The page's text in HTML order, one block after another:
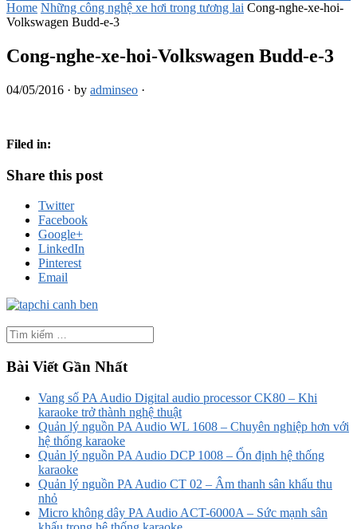
Home Những công nghệ xe hơi trong tương lai Cong-nghe-xe-hoi-
Volkswagen Budd-e-3
Cong-nghe-xe-hoi-Volkswagen Budd-e-3
04/05/2016 · by adminseo ·
Filed in:
Share this post
Twitter
Facebook
Google+
LinkedIn
Pinterest
Email
Bài Viết Gần Nhất
Vang số PA Audio Digital audio processor CK80 – Khi
karaoke trở thành nghệ thuật
Quản lý nguồn PA Audio WL 1608 – Chuyên nghiệp hơn với
hệ thống karaoke
Quản lý nguồn PA Audio DCP 1008 – Ổn định hệ thống
karaoke
Quản lý nguồn PA Audio CT 02 – Âm thanh sân khấu thu
nhỏ
Micro không dây PA Audio ACT-6000A – Sức mạnh sân